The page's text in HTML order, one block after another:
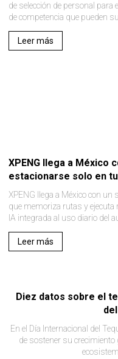
de selección de personal
de competencia que pueden
Leer más
XPENG llega a México
estacionarse solo en
XPENG llega a México con
que memoriza rutas y
IA integrada al uso diario del
Leer más
Diez datos sobre el
En el Día Internacional del
de sostener su crecimiento